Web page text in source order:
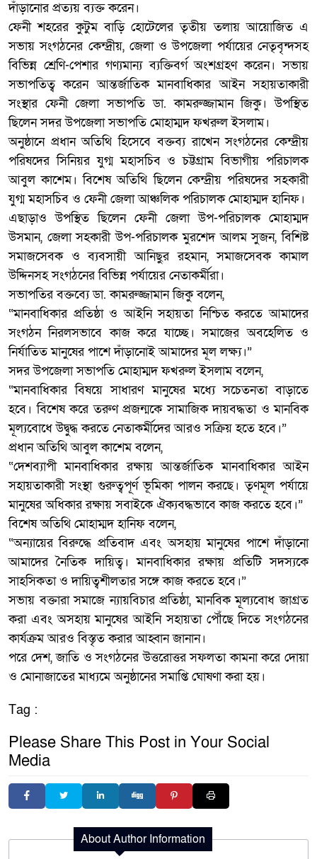
দাঁড়ানোর প্রত্যয় ব্যক্ত করেন।
ফেনী শহরের কুটুম বাড়ি হোটেলের তৃতীয় তলায় আয়োজিত এ
সভায় সংগঠনের কেন্দ্রীয়, জেলা ও উপজেলা পর্যায়ের নেতৃবৃন্দসহ
বিভিন্ন শ্রেণি-পেশার গণ্যমান্য ব্যক্তিবর্গ অংশগ্রহণ করেন। সভায়
সভাপতিত্ব করেন আন্তর্জাতিক মানবাধিকার আইন সহায়তাকারী
সংস্থার ফেনী জেলা সভাপতি ডা. কামরুজ্জামান জিকু। উপস্থিত
ছিলেন সদর উপজেলা সভাপতি মোহাম্মদ ফখরুল ইসলাম।
অনুষ্ঠানে প্রধান অতিথি হিসেবে বক্তব্য রাখেন সংগঠনের কেন্দ্রীয়
পরিষদের সিনিয়র যুগ্ম মহাসচিব ও চট্টগ্রাম বিভাগীয় পরিচালক
আবুল কাশেম। বিশেষ অতিথি ছিলেন কেন্দ্রীয় পরিষদের সহকারী
যুগ্ম মহাসচিব ও ফেনী জেলা আঞ্চলিক পরিচালক মোহাম্মদ হানিফ।
এছাড়াও উপস্থিত ছিলেন ফেনী জেলা উপ-পরিচালক মোহাম্মদ
উসমান, জেলা সহকারী উপ-পরিচালক মুরশেদ আলম সুজন, বিশিষ্ট
সমাজসেবক ও ব্যবসায়ী আনিছুর রহমান, সমাজসেবক কামাল
উদ্দিনসহ সংগঠনের বিভিন্ন পর্যায়ের নেতাকর্মীরা।
সভাপতির বক্তব্যে ডা. কামরুজ্জামান জিকু বলেন,
“মানবাধিকার প্রতিষ্ঠা ও আইনি সহায়তা নিশ্চিত করতে আমাদের
সংগঠন নিরলসভাবে কাজ করে যাচ্ছে। সমাজের অবহেলিত ও
নির্যাতিত মানুষের পাশে দাঁড়ানোই আমাদের মূল লক্ষ্য।”
সদর উপজেলা সভাপতি মোহাম্মদ ফখরুল ইসলাম বলেন,
“মানবাধিকার বিষয়ে সাধারণ মানুষের মধ্যে সচেতনতা বাড়াতে
হবে। বিশেষ করে তরুণ প্রজন্মকে সামাজিক দায়বদ্ধতা ও মানবিক
মূল্যবোধে উদ্বুদ্ধ করতে নেতাকর্মীদের আরও সক্রিয় হতে হবে।”
প্রধান অতিথি আবুল কাশেম বলেন,
“দেশব্যাপী মানবাধিকার রক্ষায় আন্তর্জাতিক মানবাধিকার আইন
সহায়তাকারী সংস্থা গুরুত্বপূর্ণ ভূমিকা পালন করছে। তৃণমূল পর্যায়ে
মানুষের অধিকার রক্ষায় সবাইকে ঐক্যবদ্ধভাবে কাজ করতে হবে।”
বিশেষ অতিথি মোহাম্মদ হানিফ বলেন,
“অন্যায়ের বিরুদ্ধে প্রতিবাদ এবং অসহায় মানুষের পাশে দাঁড়ানো
আমাদের নৈতিক দায়িত্ব। মানবাধিকার রক্ষায় প্রতিটি সদস্যকে
সাহসিকতা ও দায়িত্বশীলতার সঙ্গে কাজ করতে হবে।”
সভায় বক্তারা সমাজে ন্যায়বিচার প্রতিষ্ঠা, মানবিক মূল্যবোধ জাগ্রত
করা এবং অসহায় মানুষের আইনি সহায়তা পৌঁছে দিতে সংগঠনের
কার্যক্রম আরও বিস্তৃত করার আহ্বান জানান।
পরে দেশ, জাতি ও সংগঠনের উত্তরোত্তর সফলতা কামনা করে দোয়া
ও মোনাজাতের মাধ্যমে অনুষ্ঠানের সমাপ্তি ঘোষণা করা হয়।
Tag :
Please Share This Post in Your Social
Media
About Author Information